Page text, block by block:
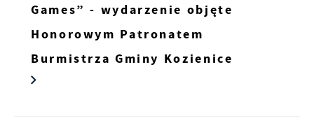
Games” - wydarzenie objęte
Honorowym Patronatem
Burmistrza Gminy Kozienice